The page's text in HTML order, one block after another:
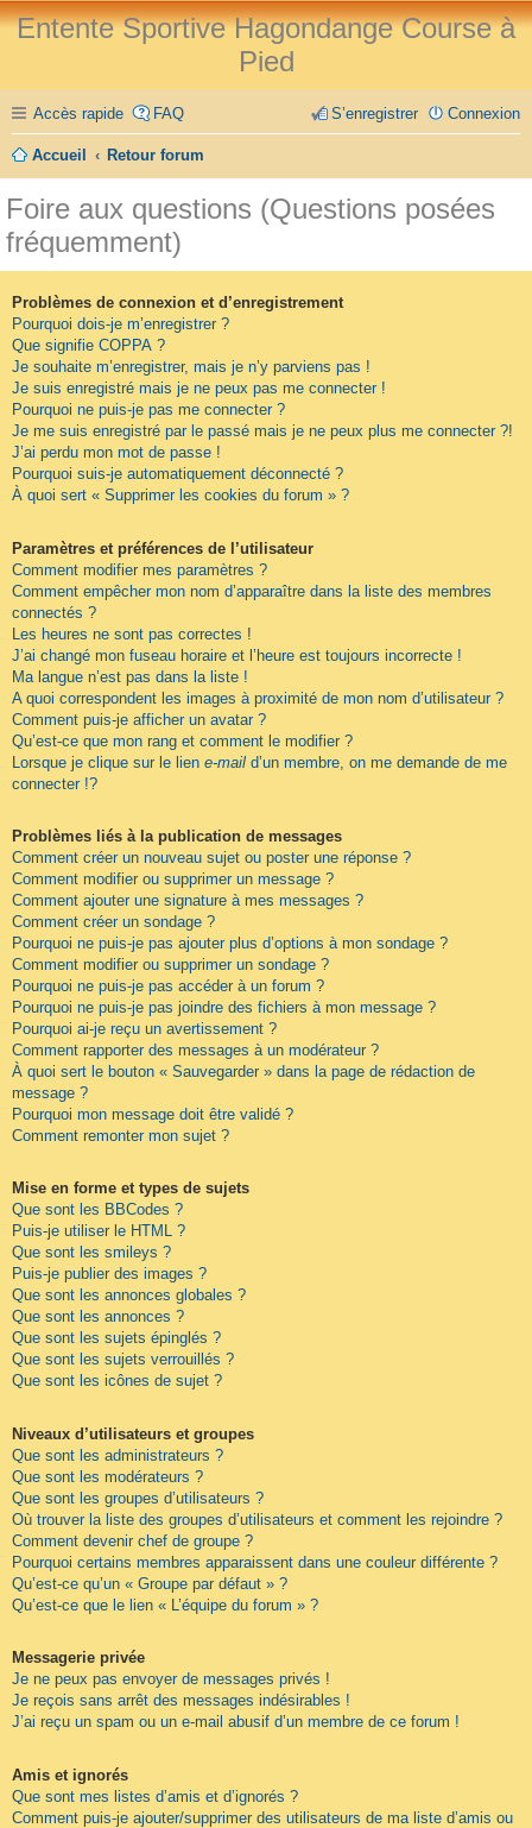
Entente Sportive Hagondange Course à
Pied
Accès rapide FAQ Connexion
S’enregistrer
Accueil Retour forum
Foire aux questions (Questions posées
fréquemment)
Problèmes de connexion et d’enregistrement
Pourquoi dois-je m’enregistrer ?
Que signifie COPPA ?
Je souhaite m’enregistrer, mais je n’y parviens pas !
Je suis enregistré mais je ne peux pas me connecter !
Pourquoi ne puis-je pas me connecter ?
Je me suis enregistré par le passé mais je ne peux plus me connecter ?!
J’ai perdu mon mot de passe !
Pourquoi suis-je automatiquement déconnecté ?
À quoi sert « Supprimer les cookies du forum » ?
Paramètres et préférences de l’utilisateur
Comment modifier mes paramètres ?
Comment empêcher mon nom d’apparaître dans la liste des membres
connectés ?
Les heures ne sont pas correctes !
J’ai changé mon fuseau horaire et l’heure est toujours incorrecte !
Ma langue n’est pas dans la liste !
A quoi correspondent les images à proximité de mon nom d’utilisateur ?
Comment puis-je afficher un avatar ?
Qu’est-ce que mon rang et comment le modifier ?
Lorsque je clique sur le lien e-mail d’un membre, on me demande de me
connecter !?
Problèmes liés à la publication de messages
Comment créer un nouveau sujet ou poster une réponse ?
Comment modifier ou supprimer un message ?
Comment ajouter une signature à mes messages ?
Comment créer un sondage ?
Pourquoi ne puis-je pas ajouter plus d’options à mon sondage ?
Comment modifier ou supprimer un sondage ?
Pourquoi ne puis-je pas accéder à un forum ?
Pourquoi ne puis-je pas joindre des fichiers à mon message ?
Pourquoi ai-je reçu un avertissement ?
Comment rapporter des messages à un modérateur ?
À quoi sert le bouton « Sauvegarder » dans la page de rédaction de
message ?
Pourquoi mon message doit être validé ?
Comment remonter mon sujet ?
Mise en forme et types de sujets
Que sont les BBCodes ?
Puis-je utiliser le HTML ?
Que sont les smileys ?
Puis-je publier des images ?
Que sont les annonces globales ?
Que sont les annonces ?
Que sont les sujets épinglés ?
Que sont les sujets verrouillés ?
Que sont les icônes de sujet ?
Niveaux d’utilisateurs et groupes
Que sont les administrateurs ?
Que sont les modérateurs ?
Que sont les groupes d’utilisateurs ?
Où trouver la liste des groupes d’utilisateurs et comment les rejoindre ?
Comment devenir chef de groupe ?
Pourquoi certains membres apparaissent dans une couleur différente ?
Qu’est-ce qu’un « Groupe par défaut » ?
Qu’est-ce que le lien « L’équipe du forum » ?
Messagerie privée
Je ne peux pas envoyer de messages privés !
Je reçois sans arrêt des messages indésirables !
J’ai reçu un spam ou un e-mail abusif d’un membre de ce forum !
Amis et ignorés
Que sont mes listes d’amis et d’ignorés ?
Comment puis-je ajouter/supprimer des utilisateurs de ma liste d’amis ou